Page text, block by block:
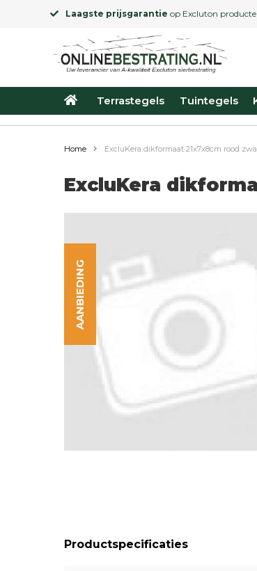
Laagste prijsgarantie op Excluton
Terrastegels Tuintegels
Home ExcluKera dikformaat 21x7x8cm rood
ExcluKera
AANBIEDING
Productspecificaties